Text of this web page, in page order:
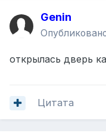
Genin
открылась дверь
Цитата